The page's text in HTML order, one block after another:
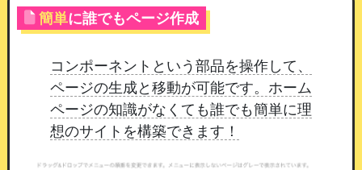
登録したアイテムの一覧。残り本数と交換された件数が
簡単に誰でもページ作成
コンポーネントという部品を操作して、
ページの生成と移動が可能です。ホーム
ページの知識がなくても誰でも簡単に理
想のサイトを構築できます！